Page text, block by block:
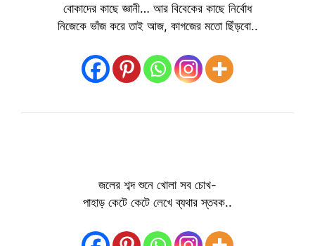
বোকাদের কাছে জ্ঞানী… আর বিবেকের কাছে নির্বোধ
নিজেকে ভাঁজ করে তাই আজ, কাগজের মতো ছিঁড়বো..
জলের শব্দ শুনে খোলা সব চোখ-
পাহাড় কেটে কেটে লেখে ব্যথার স্তবক..